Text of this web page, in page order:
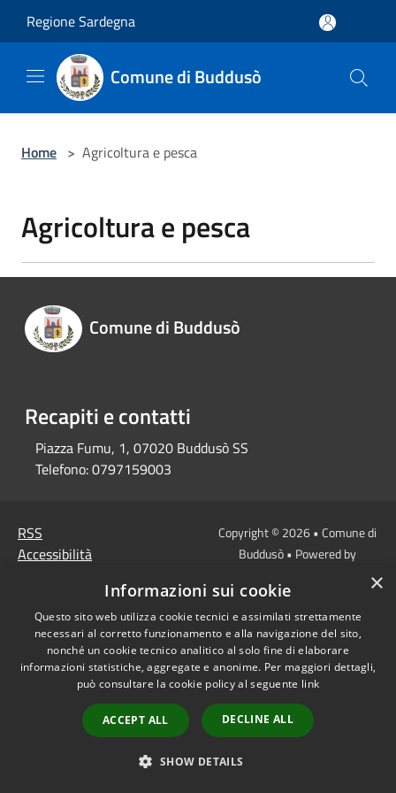
Regione Sardegna
Comune di Buddusò
Home > Agricoltura e pesca
Agricoltura e pesca
Comune di Buddusò
Recapiti e contatti
Piazza Fumu, 1, 07020 Buddusò SS
Telefono:0797159003
RSS
Accessibilità
Mappa del sito
Copyright © 2026 • Comune di
Buddusò • Powered by
redazione
×
Informazioni sui cookie
Questo sito web utilizza cookie tecnici e assimilati strettamente
necessari al corretto funzionamento e alla navigazione del sito,
nonché un cookie tecnico analitico al solo fine di elaborare
informazioni statistiche, aggregate e anonime. Per maggiori dettagli,
può consultare la cookie policy al seguente link
ACCEPT ALL DECLINE ALL
SHOW DETAILS